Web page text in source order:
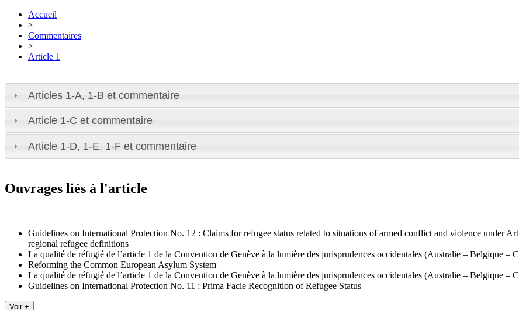
Accueil
>
Commentaires
>
Article 1
Articles 1-A, 1-B et commentaire
Article 1-C et commentaire
Article 1-D, 1-E, 1-F et commentaire
Ouvrages liés à l'article
Guidelines on International Protection No. 12 : Claims for refugee status related to situations of armed conflict and violence under
regional refugee definitions
La qualité de réfugié de l’article 1 de la Convention de Genève à la lumière des jurisprudences occidentales (Australie – Belgique –
Reforming the Common European Asylum System
La qualité de réfugié de l’article 1 de la Convention de Genève à la lumière des jurisprudences occidentales (Australie – Belgique –
Guidelines on International Protection No. 11 : Prima Facie Recognition of Refugee Status